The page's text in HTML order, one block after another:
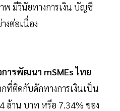
พ มีวินัยทางการเงิน บัญชี
งต่อเนื่อง
ารพัฒนา mSMEs ไทย
ที่ติดกับดักทางการเงินเป็น
ล้าน บาท หรือ 7.34% ของ